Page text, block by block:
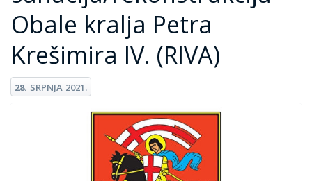
Obale kralja Petra
Krešimira IV. (RIVA)
28. SRPNJA 2021.